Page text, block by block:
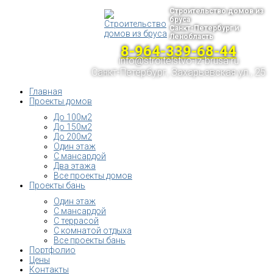
Строительство домов из
бруса
Санкт-Петербург и
Ленобласть
8-964-339-68-44
info@stroitelstvo-iz-brusa.ru
Санкт-Петербург, Захарьевская ул., 25
Главная
Проекты домов
До 100м2
До 150м2
До 200м2
Один этаж
С мансардой
Два этажа
Все проекты домов
Проекты бань
Один этаж
С мансардой
С террасой
С комнатой отдыха
Все проекты бань
Портфолио
Цены
Контакты